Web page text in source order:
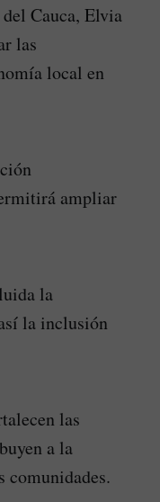
Cauca, Elvia
las
local en
ampliar
la
la inclusión
las
a la
comunidades.